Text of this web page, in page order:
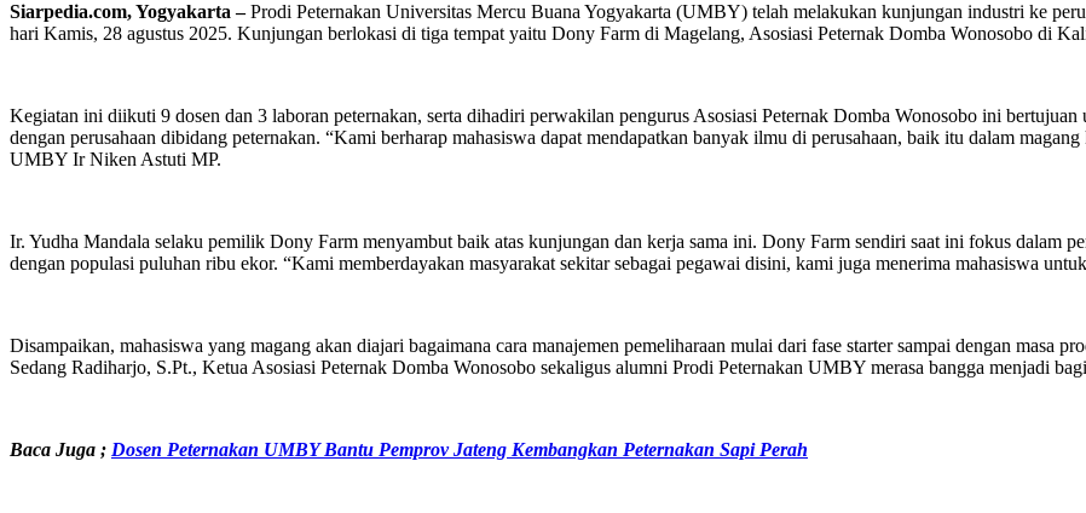
Siarpedia.com, Yogyakarta –Prodi Peternakan Universitas Mercu Buana Yogyakarta (UMBY) telah melakukan kunjungan industri ke
hari Kamis, 28 agustus 2025. Kunjungan berlokasi di tiga tempat yaitu Dony Farm di Magelang, Asosiasi Peternak Domba Wonosobo di
Kegiatan ini diikuti 9 dosen dan 3 laboran peternakan, serta dihadiri perwakilan pengurus Asosiasi Peternak Domba Wonosobo ini
dengan perusahaan dibidang peternakan. “Kami berharap mahasiswa dapat mendapatkan banyak ilmu di perusahaan, baik itu dalam
UMBY Ir Niken Astuti MP.
Ir. Yudha Mandala selaku pemilik Dony Farm menyambut baik atas kunjungan dan kerja sama ini. Dony Farm sendiri saat ini fokus dalam
dengan populasi puluhan ribu ekor. “Kami memberdayakan masyarakat sekitar sebagai pegawai disini, kami juga menerima mahasiswa
Disampaikan, mahasiswa yang magang akan diajari bagaimana cara manajemen pemeliharaan mulai dari fase starter sampai dengan masa
Sedang Radiharjo, S.Pt., Ketua Asosiasi Peternak Domba Wonosobo sekaligus alumni Prodi Peternakan UMBY merasa bangga menjadi
Baca Juga ; Dosen Peternakan UMBY Bantu Pemprov Jateng Kembangkan Peternakan Sapi Perah